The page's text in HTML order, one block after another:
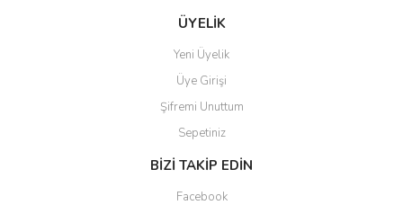
ÜYELİK
Yeni Üyelik
Üye Girişi
Şifremi Unuttum
Sepetiniz
BİZİ TAKİP EDİN
Facebook